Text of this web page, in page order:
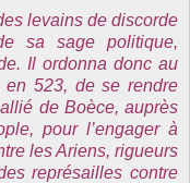
levains de discorde
sa sage politique,
Il ordonna donc au
en 523, de se rendre
de Boèce, auprès
pour l’engager à
les Ariens, rigueurs
représailles contre